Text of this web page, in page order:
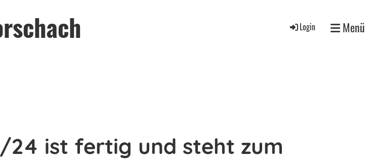
Login Menü
24 ist fertig und steht zum